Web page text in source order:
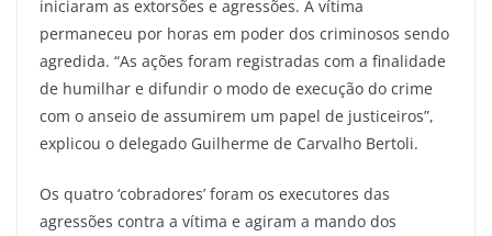
iniciaram as extorsões e agressões. A vítima
permaneceu por horas em poder dos criminosos sendo
agredida. “As ações foram registradas com a finalidade
de humilhar e difundir o modo de execução do crime
com o anseio de assumirem um papel de justiceiros”,
explicou o delegado Guilherme de Carvalho Bertoli.
Os quatro ‘cobradores’ foram os executores das
agressões contra a vítima e agiram a mando dos